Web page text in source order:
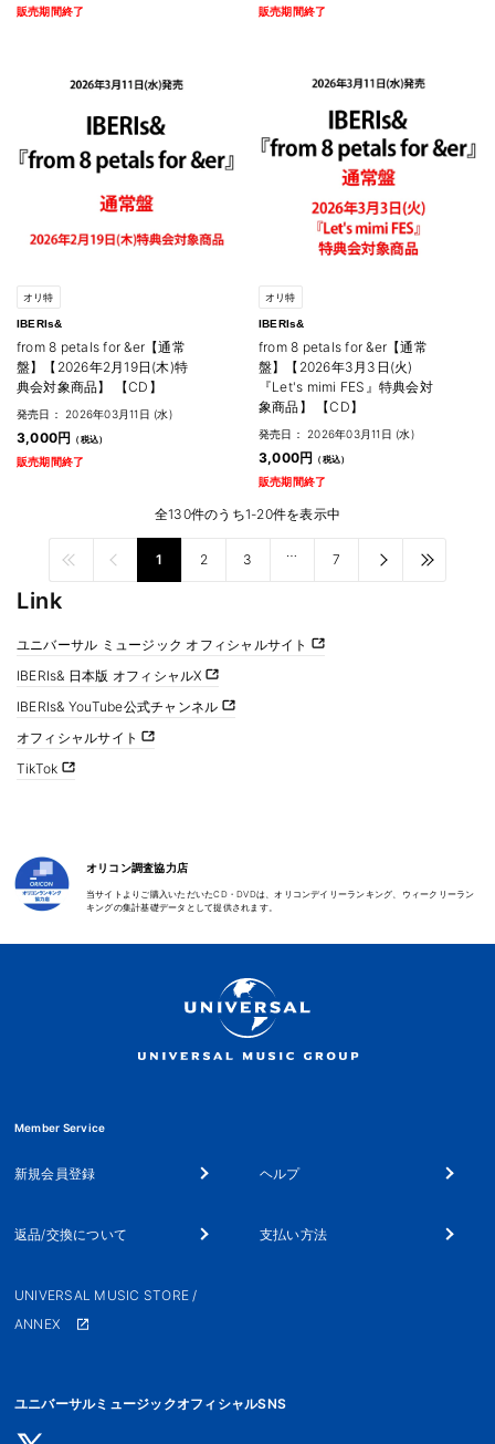
販売期間終了 販売期間終了
オリ特
IBERIs&
from 8 petals for &er【通常
盤】【2026年2月19日(木)特
典会対象商品】 【CD】
発売日： 2026年03月11日 (水)
3,000円
販売期間終了
オリ特
IBERIs&
from 8 petals for &er【通常
盤】【2026年3月3日(火)
『Let's mimi FES』特典会対
象商品】 【CD】
発売日： 2026年03月11日 (水)
3,000円
販売期間終了
全130件のうち1-20件を表示中
1 2 3 … 7
Link
ユニバーサル ミュージック オフィシャルサイト
IBERIs& 日本版 オフィシャルX
IBERIs& YouTube公式チャンネル
オフィシャルサイト
TikTok
オリコン調査協力店
当サイトよりご購入いただいたCD・DVDは、オリコンデイリーランキング、ウィークリーラン
キングの集計基礎データとして提供されます。
Member Service
新規会員登録 ヘルプ
返品/交換について 支払い方法
UNIVERSAL MUSIC STORE /
ANNEX
ユニバーサルミュージックオフィシャルSNS